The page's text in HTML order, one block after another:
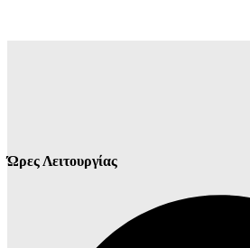
Ώρες Λειτουργίας